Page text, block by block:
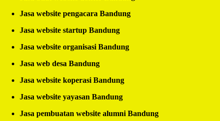
Jasa website pengacara Bandung
Jasa website startup Bandung
Jasa website organisasi Bandung
Jasa web desa Bandung
Jasa website koperasi Bandung
Jasa website yayasan Bandung
Jasa pembuatan website alumni Bandung